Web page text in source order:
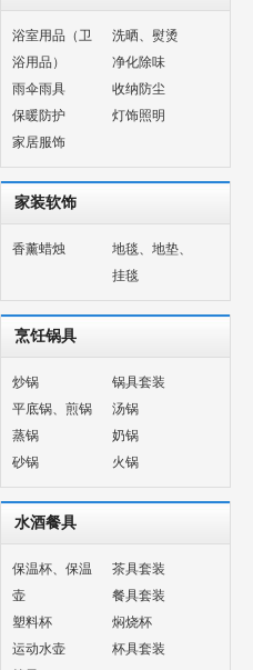
浴室用品（卫
浴用品）
洗晒、熨烫
净化除味
雨伞雨具
收纳防尘
保暖防护
灯饰照明
家居服饰
家装软饰
香薰蜡烛
地毯、地垫、
挂毯
烹饪锅具
炒锅
锅具套装
平底锅、煎锅
汤锅
蒸锅
奶锅
砂锅
火锅
水酒餐具
保温杯、保温
壶
茶具套装
餐具套装
塑料杯
焖烧杯
运动水壶
杯具套装